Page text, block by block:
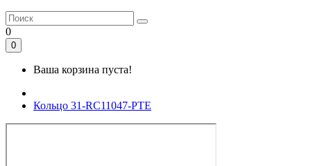
0
0
Ваша корзина пуста!
Кольцо 31-RC11047-PTE